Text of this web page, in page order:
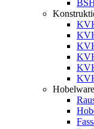
Hobelware